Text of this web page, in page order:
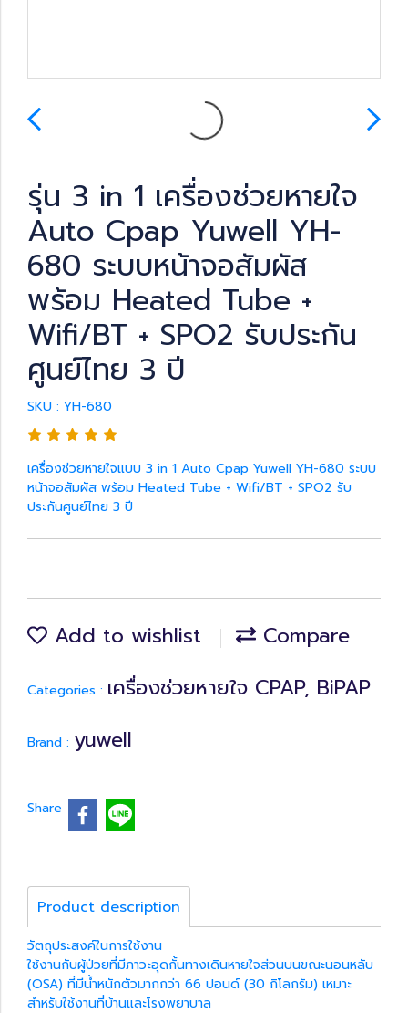
รุ่น 3 in 1 เครื่องช่วยหายใจ
Auto Cpap Yuwell YH-
680 ระบบหน้าจอสัมผัส
พร้อม Heated Tube +
Wifi/BT + SPO2 รับประกัน
ศูนย์ไทย 3 ปี
SKU : YH-680
เครื่องช่วยหายใจแบบ 3 in 1 Auto Cpap Yuwell YH-680 ระบบ
หน้าจอสัมผัส พร้อม Heated Tube + Wifi/BT + SPO2 รับ
ประกันศูนย์ไทย 3 ปี
Add to wishlist Compare
Categories : เครื่องช่วยหายใจ CPAP, BiPAP
Brand : yuwell
Share
Product description
วัตถุประสงค์ในการใช้งาน
ใช้งานกับผู้ป่วยที่มีภาวะอุดกั้นทางเดินหายใจส่วนบนขณะนอนหลับ
(OSA) ที่มีน้ำหนักตัวมากกว่า 66 ปอนด์ (30 กิโลกรัม) เหมาะ
สำหรับใช้งานที่บ้านและโรงพยาบาล